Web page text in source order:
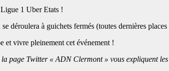
1 Uber Etats !
déroulera à guichets fermés (toutes dernières
et vivre pleinement cet événement !
la page Twitter « ADN Clermont » vous expliquent